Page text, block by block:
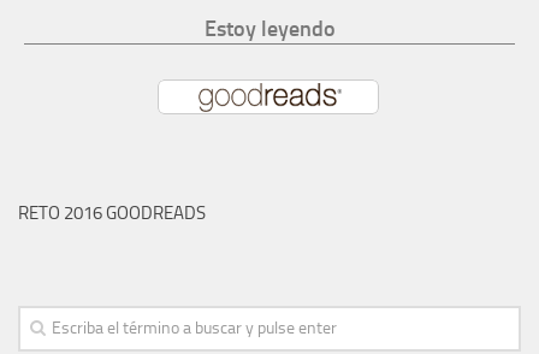
Estoy leyendo
RETO 2016 GOODREADS